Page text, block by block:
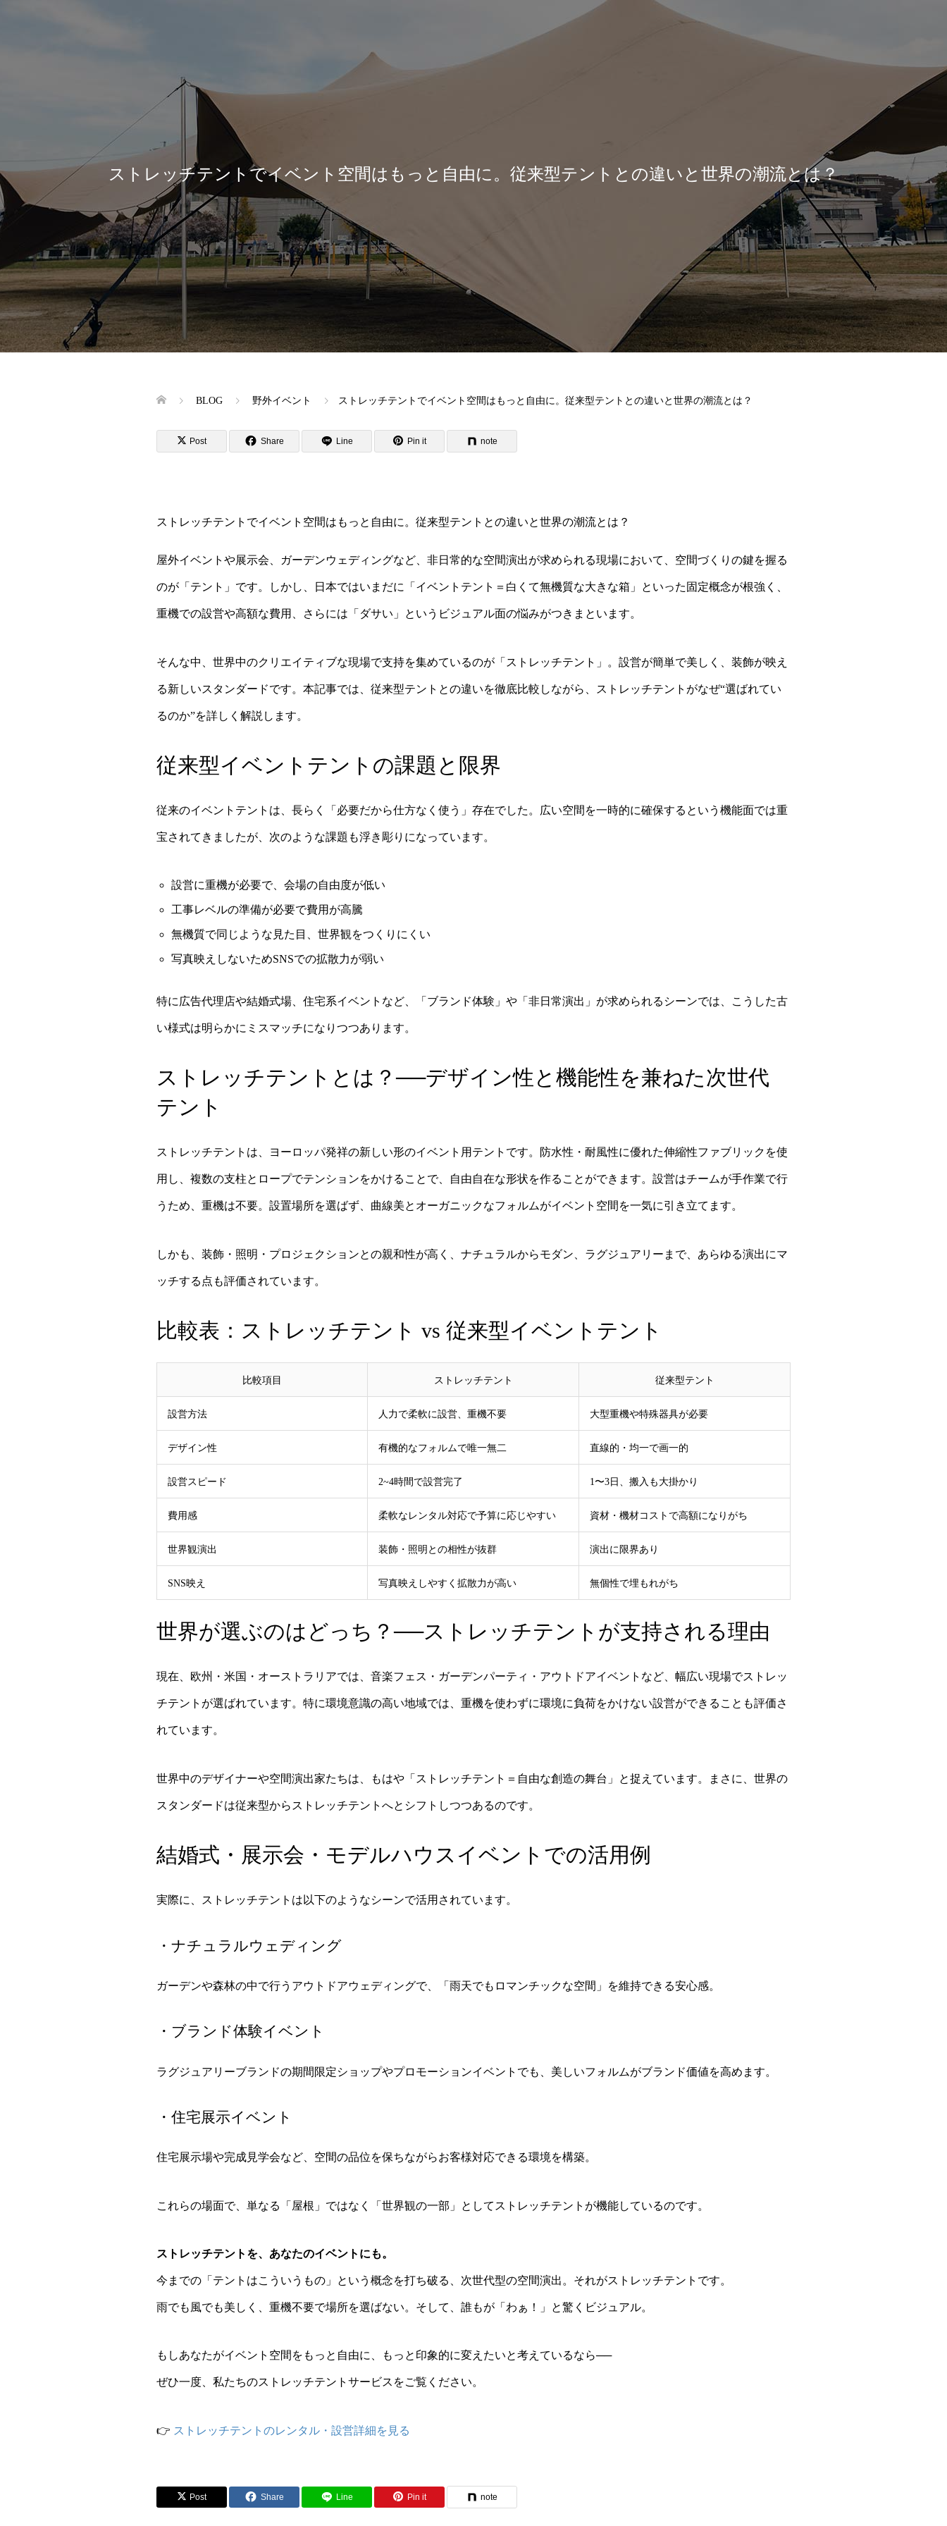
ストレッチテントでイベント空間はもっと自由に。従来型テントとの違いと世界の潮流とは？
BLOG 野外イベント ストレッチテントでイベント空間はもっと自由に。従来型テントとの違いと世界の潮流とは？
Post Share Line Pin it note
ストレッチテントでイベント空間はもっと自由に。従来型テントとの違いと世界の潮流とは？
屋外イベントや展示会、ガーデンウェディングなど、非日常的な空間演出が求められる現場において、空間づくりの鍵を握る
のが「テント」です。しかし、日本ではいまだに「イベントテント＝白くて無機質な大きな箱」といった固定概念が根強く、
重機での設営や高額な費用、さらには「ダサい」というビジュアル面の悩みがつきまといます。
そんな中、世界中のクリエイティブな現場で支持を集めているのが「ストレッチテント」。設営が簡単で美しく、装飾が映え
る新しいスタンダードです。本記事では、従来型テントとの違いを徹底比較しながら、ストレッチテントがなぜ“選ばれてい
るのか”を詳しく解説します。
従来型イベントテントの課題と限界
従来のイベントテントは、長らく「必要だから仕方なく使う」存在でした。広い空間を一時的に確保するという機能面では重
宝されてきましたが、次のような課題も浮き彫りになっています。
設営に重機が必要で、会場の自由度が低い
工事レベルの準備が必要で費用が高騰
無機質で同じような見た目、世界観をつくりにくい
写真映えしないためSNSでの拡散力が弱い
特に広告代理店や結婚式場、住宅系イベントなど、「ブランド体験」や「非日常演出」が求められるシーンでは、こうした古
い様式は明らかにミスマッチになりつつあります。
ストレッチテントとは？──デザイン性と機能性を兼ねた次世代
テント
ストレッチテントは、ヨーロッパ発祥の新しい形のイベント用テントです。防水性・耐風性に優れた伸縮性ファブリックを使
用し、複数の支柱とロープでテンションをかけることで、自由自在な形状を作ることができます。設営はチームが手作業で行
うため、重機は不要。設置場所を選ばず、曲線美とオーガニックなフォルムがイベント空間を一気に引き立てます。
しかも、装飾・照明・プロジェクションとの親和性が高く、ナチュラルからモダン、ラグジュアリーまで、あらゆる演出にマ
ッチする点も評価されています。
比較表：ストレッチテント vs 従来型イベントテント
比較項目 ストレッチテント 従来型テント
設営方法 人力で柔軟に設営、重機不要 大型重機や特殊器具が必要
デザイン性 有機的なフォルムで唯一無二 直線的・均一で画一的
設営スピード 2~4時間で設営完了 1〜3日、搬入も大掛かり
費用感 柔軟なレンタル対応で予算に応じやすい 資材・機材コストで高額になりがち
世界観演出 装飾・照明との相性が抜群 演出に限界あり
SNS映え 写真映えしやすく拡散力が高い 無個性で埋もれがち
世界が選ぶのはどっち？──ストレッチテントが支持される理由
現在、欧州・米国・オーストラリアでは、音楽フェス・ガーデンパーティ・アウトドアイベントなど、幅広い現場でストレッ
チテントが選ばれています。特に環境意識の高い地域では、重機を使わずに環境に負荷をかけない設営ができることも評価さ
れています。
世界中のデザイナーや空間演出家たちは、もはや「ストレッチテント＝自由な創造の舞台」と捉えています。まさに、世界の
スタンダードは従来型からストレッチテントへとシフトしつつあるのです。
結婚式・展示会・モデルハウスイベントでの活用例
実際に、ストレッチテントは以下のようなシーンで活用されています。
・ナチュラルウェディング
ガーデンや森林の中で行うアウトドアウェディングで、「雨天でもロマンチックな空間」を維持できる安心感。
・ブランド体験イベント
ラグジュアリーブランドの期間限定ショップやプロモーションイベントでも、美しいフォルムがブランド価値を高めます。
・住宅展示イベント
住宅展示場や完成見学会など、空間の品位を保ちながらお客様対応できる環境を構築。
これらの場面で、単なる「屋根」ではなく「世界観の一部」としてストレッチテントが機能しているのです。
ストレッチテントを、あなたのイベントにも。
今までの「テントはこういうもの」という概念を打ち破る、次世代型の空間演出。それがストレッチテントです。
雨でも風でも美しく、重機不要で場所を選ばない。そして、誰もが「わぁ！」と驚くビジュアル。
もしあなたがイベント空間をもっと自由に、もっと印象的に変えたいと考えているなら──
ぜひ一度、私たちのストレッチテントサービスをご覧ください。
👉 ストレッチテントのレンタル・設営詳細を見る
Post Share Line Pin it note